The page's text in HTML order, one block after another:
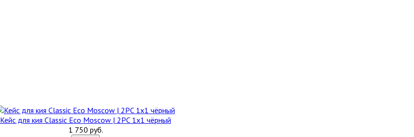
Кейс для кия Classic Eco Moscow | 2PC 1x1 чёрный
1 750 руб.